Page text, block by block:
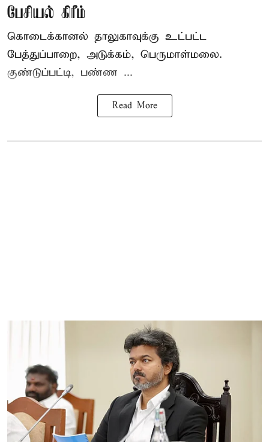
பேசியல் கிரீம்
கொடைக்கானல் தாலுகாவுக்கு உட்பட்ட
பேத்துப்பாறை, அடுக்கம், பெருமாள்மலை.
குண்டுப்பட்டி, பண்ண ...
Read More